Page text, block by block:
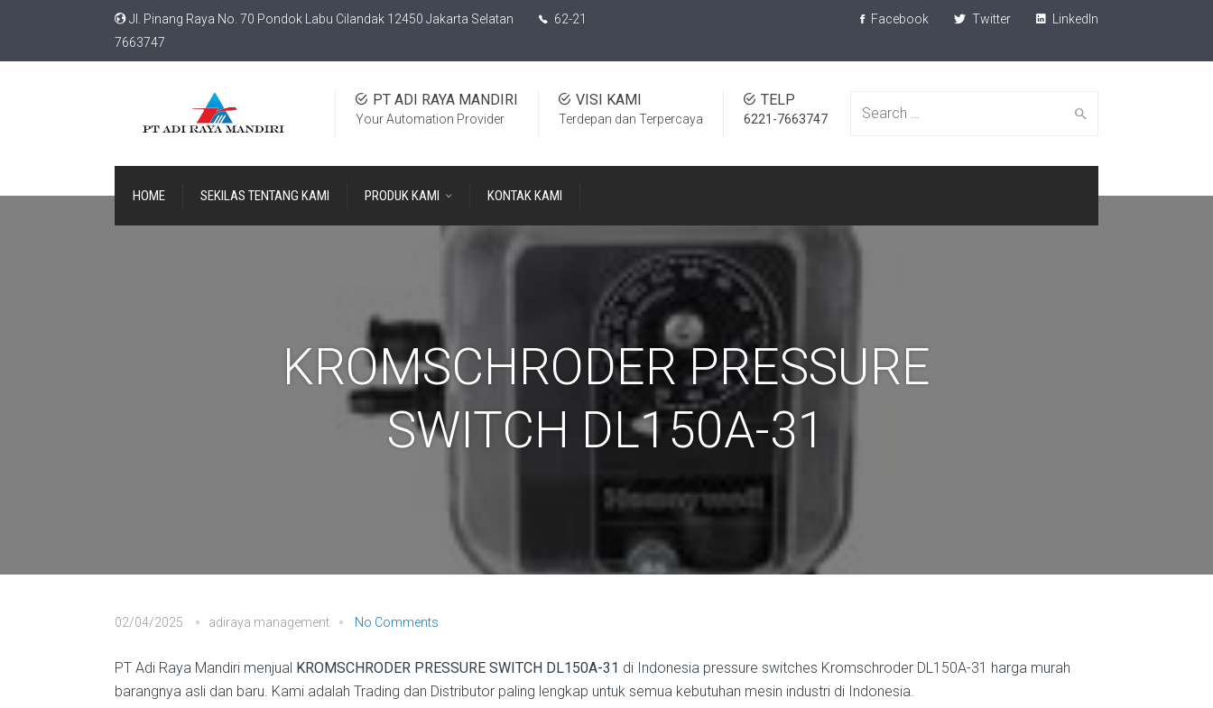
Jl. Pinang Raya No. 70 Pondok Labu Cilandak 12450 Jakarta Selatan
62-21
7663747
Facebook Twitter LinkedIn
Search
TELP
6221-7663747
VISI KAMI
Terdepan dan Terpercaya
PT ADI RAYA MANDIRI
Your Automation Provider
HOME SEKILAS TENTANG KAMI PRODUK KAMI KONTAK KAMI
KROMSCHRODER PRESSURE
SWITCH DL150A-31
02/04/2025 adiraya management No Comments
PT Adi Raya Mandiri menjual KROMSCHRODER PRESSURE SWITCH DL150A-31 di Indonesia pressure switches Kromschroder DL150A-31 harga murah
barangnya asli dan baru. Kami adalah Trading dan Distributor paling lengkap untuk semua kebutuhan mesin industri di Indonesia.